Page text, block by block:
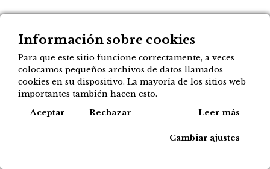
Galletitas RUMBA de
chocolate rellenas de coco
1,55€
Información sobre cookies
Para que este sitio funcione correctamente, a veces
colocamos pequeños archivos de datos llamados
cookies en su dispositivo. La mayoría de los sitios web
importantes también hacen esto.
Aceptar
Rechazar Leer más
Cambiar ajustes